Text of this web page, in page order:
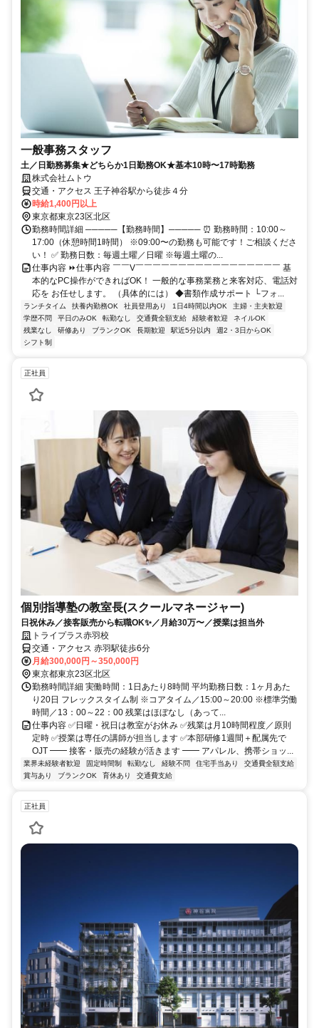
一般事務スタッフ
土／日勤務募集★どちらか1日勤務OK★基本10時〜17時勤務
株式会社ムトウ
交通・アクセス 王子神谷駅から徒歩４分
時給1,400円以上
東京都東京23区北区
勤務時間詳細 ─────【勤務時間】───── ⏰ 勤務時間：10:00～
17:00（休憩時間1時間） ※09:00〜の勤務も可能です！ご相談くださ
い！ ✅ 勤務日数：毎週土曜／日曜 ※毎週土曜の...
仕事内容 ⏩仕事内容 ￣￣V￣￣￣￣￣￣￣￣￣￣￣￣￣￣￣￣￣ 基
本的なPC操作ができればOK！ 一般的な事務業務と来客対応、電話対
応を お任せします。 （具体的には） ◆書類作成サポート └フォ...
ランチタイム 扶養内勤務OK 社員登用あり 1日4時間以内OK
主婦・主夫歓迎
学歴不問
平日のみOK 転勤なし 交通費全額支給 経験者歓迎
ネイルOK
残業なし
研修あり ブランクOK 長期歓迎 駅近5分以内
週2・3日からOK
シフト制
正社員
個別指導塾の教室長(スクールマネージャー)
日祝休み／接客販売から転職OK✨／月給30万〜／授業は担当外
トライプラス赤羽校
交通・アクセス 赤羽駅徒歩6分
月給300,000円～350,000円
東京都東京23区北区
勤務時間詳細 実働時間：1日あたり8時間 平均勤務日数：1ヶ月あた
り20日 フレックスタイム制 ※コアタイム／15:00～20:00 ※標準労働
時間／13：00～22：00 残業はほぼなし（あって...
仕事内容 ✅日曜・祝日は教室がお休み ✅残業は月10時間程度／原則
定時 ✅授業は専任の講師が担当します ✅本部研修1週間＋配属先で
OJT ━━ 接客・販売の経験が活きます ━━ アパレル、携帯ショッ...
業界未経験者歓迎 固定時間制 転勤なし 経験不問 住宅手当あり
交通費全額支給
賞与あり
ブランクOK 育休あり 交通費支給
正社員